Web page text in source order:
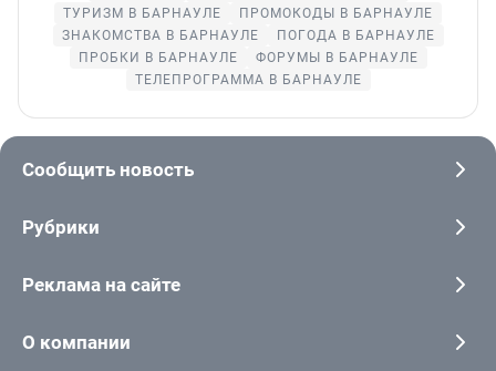
ТУРИЗМ В БАРНАУЛЕ
ПРОМОКОДЫ В БАРНАУЛЕ
ЗНАКОМСТВА В БАРНАУЛЕ
ПОГОДА В БАРНАУЛЕ
ПРОБКИ В БАРНАУЛЕ
ФОРУМЫ В БАРНАУЛЕ
ТЕЛЕПРОГРАММА В БАРНАУЛЕ
Сообщить новость
Рубрики
Реклама на сайте
О компании